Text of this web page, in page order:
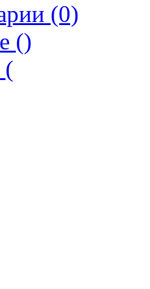
(0)
()
(